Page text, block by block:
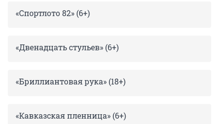
«Спортлото 82» (6+)
«Двенадцать стульев» (6+)
«Бриллиантовая рука» (18+)
«Кавказская пленница» (6+)